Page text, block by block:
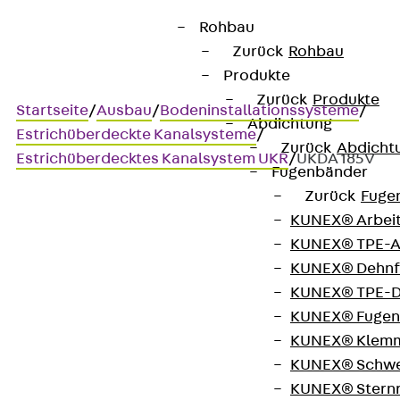
Rohbau
Zurück Rohbau
Produkte
Zurück Produkte
Abdichtung
Zurück
Fugenbänder
Zurück
KUNEX®
KUNEX®
KUNEX®
KUNEX®
KUNEX®
KUNEX®
KUNEX®
KUNEX®
Startseite/Ausbau/Bodeninstallationssysteme/
Estrichüberdeckte Kanalsysteme/
Estrichüberdecktes Kanalsystem UKR/UKDA 185V
Kabelkanal Montagedeckel,